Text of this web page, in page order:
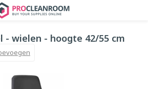
- wielen - hoogte 42/55 cm